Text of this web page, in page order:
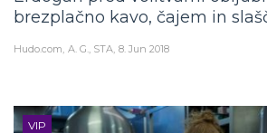
brezplačno kavo, čajem in
Hudo.com A. G., STA 8. Jun 2018
VIP